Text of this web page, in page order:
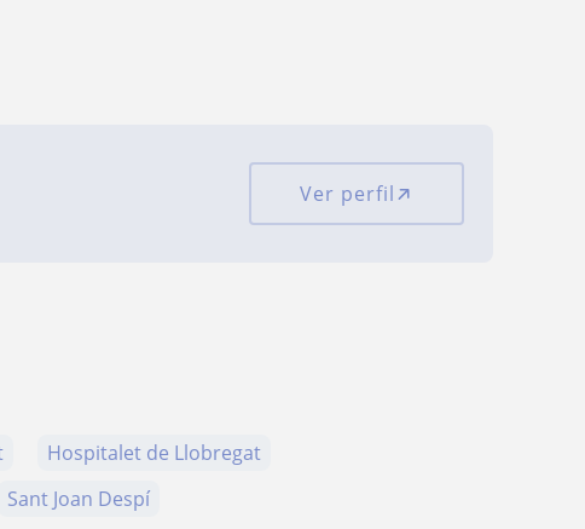
Ver perfil
Hospitalet de Llobregat
Sant Joan Despí